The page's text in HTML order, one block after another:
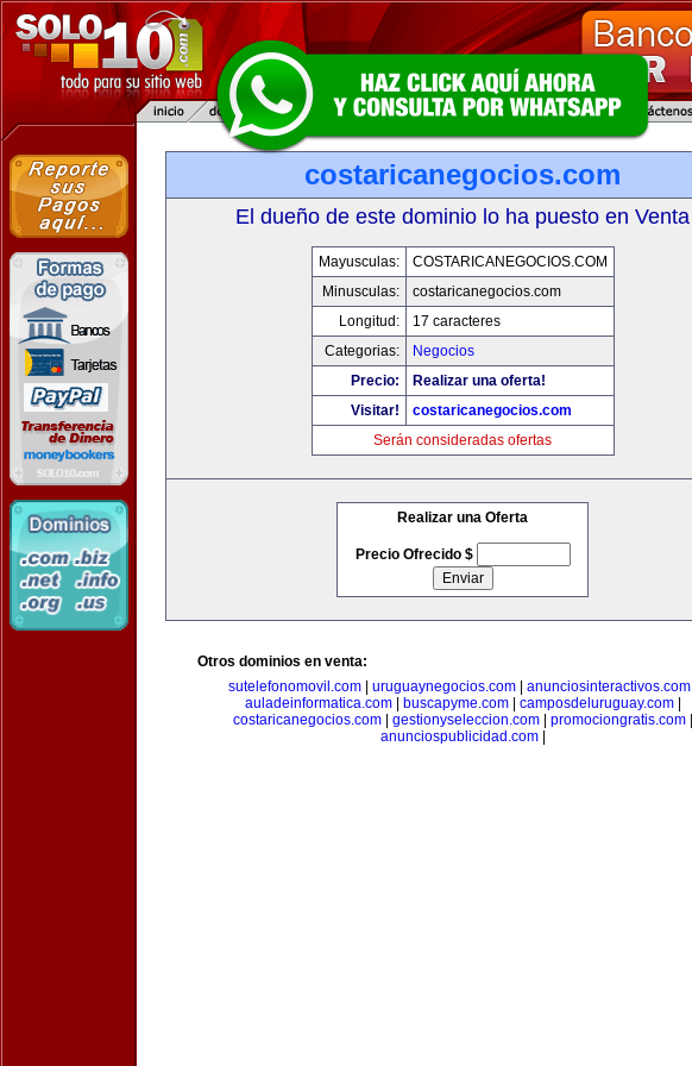
costaricanegocios.com
El dueño de este dominio lo ha puesto en Venta
Mayusculas:
COSTARICANEGOCIOS.COM
Minusculas:
costaricanegocios.com
Longitud:
17 caracteres
Categorias:
Negocios
Precio:
Realizar una oferta!
Visitar!
costaricanegocios.com
Serán consideradas ofertas
Realizar una Oferta
Precio Ofrecido $
Otros dominios en venta:
sutelefonomovil.com| uruguaynegocios.com| anunciosinteractivos.com|
auladeinformatica.com| buscapyme.com| camposdeluruguay.com|
costaricanegocios.com| gestionyseleccion.com| promociongratis.com|
anunciospublicidad.com|